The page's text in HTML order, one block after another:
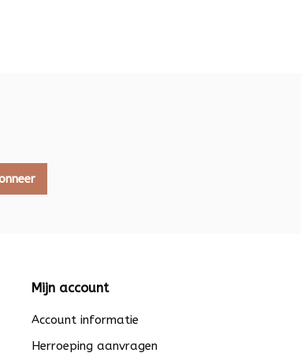
Mijn account
Account informatie
Herroeping aanvragen